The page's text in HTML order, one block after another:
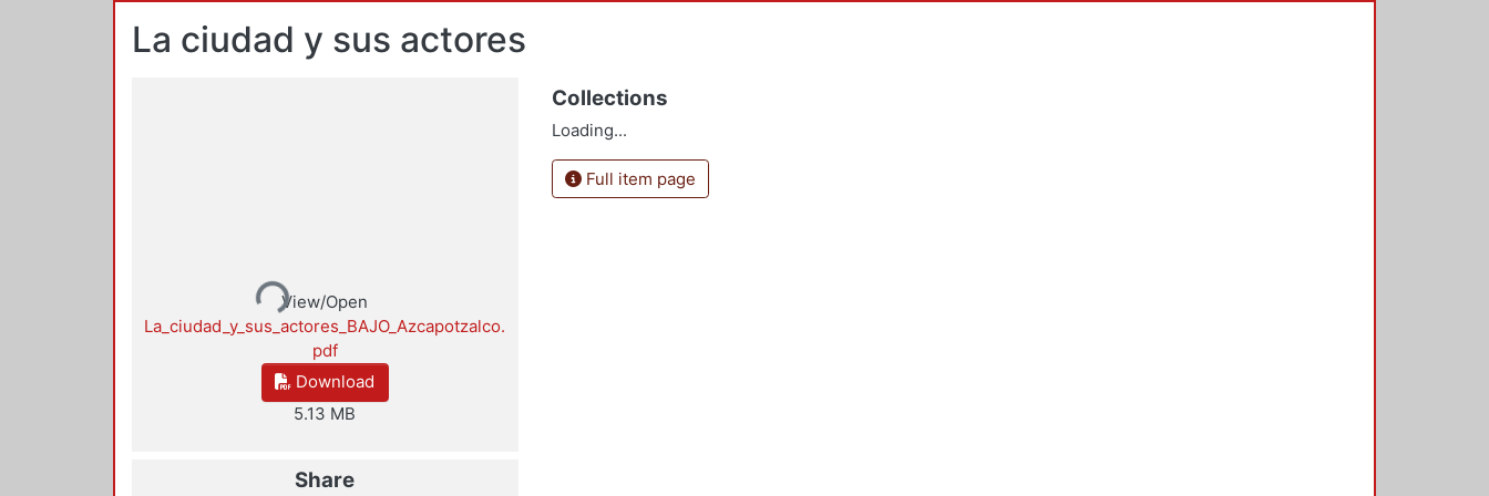
La ciudad y sus actores
Loading...View/Open
La_ciudad_y_sus_actores_BAJO_Azcapotzalco.
pdf
Download
5.13 MB
Share
Collections
Loading...
Full item page